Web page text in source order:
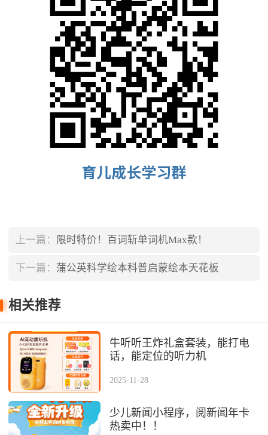
上一篇： 限时特价！百词斩单词机Max款！
下一篇： 蒲公英科学绘本科普启蒙绘本天花板
相关推荐
牛听听王炸礼盒套装，能打电
话，能定位的听力机
2025-11-28
少儿新闻小程序，阅新闻年卡
热卖中！！